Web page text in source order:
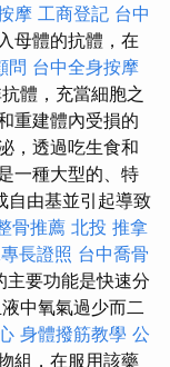
摩 工商登記 台中
母體的抗體，在
問 台中全身按摩
體，充當細胞之
重建體內受損的
，透過吃生食和
一種大型的、特
自由基並引起導致
骨推薦 北投 推拿
長證照 台中喬骨
主要功能是快速分
中氧氣過少而二
身體撥筋教學 公
組，在服用該藥